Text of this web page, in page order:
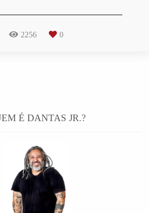
2256 0
É DANTAS JR.?